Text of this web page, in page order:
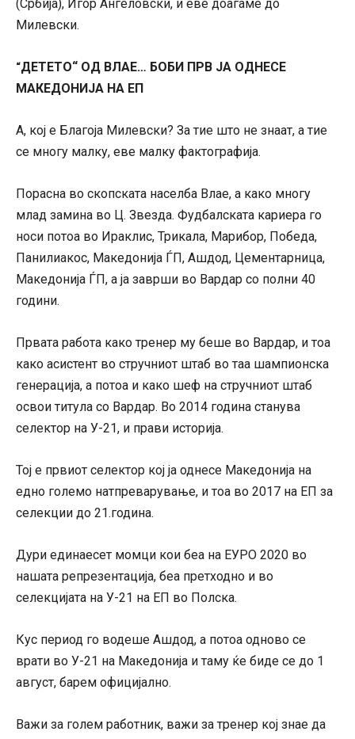
(Србија), Игор Ангеловски, и еве доаѓаме до
Милевски.
“ДЕТЕТО“ ОД ВЛАЕ… БОБИ ПРВ ЈА ОДНЕСЕ
МАКЕДОНИЈА НА ЕП
А, кој е Благоја Милевски? За тие што не знаат, а тие
се многу малку, еве малку фактографија.
Порасна во скопската населба Влае, а како многу
млад замина во Ц. Звезда. Фудбалската кариера го
носи потоа во Ираклис, Трикала, Марибор, Победа,
Панилиакос, Македонија ЃП, Ашдод, Цементарница,
Македонија ЃП, а ја заврши во Вардар со полни 40
години.
Првата работа како тренер му беше во Вардар, и тоа
како асистент во стручниот штаб во таа шампионска
генерација, а потоа и како шеф на стручниот штаб
освои титула со Вардар. Во 2014 година станува
селектор на У-21, и прави историја.
Тој е првиот селектор кој ја однесе Македонија на
едно големо натпреварување, и тоа во 2017 на ЕП за
селекции до 21.година.
Дури единаесет момци кои беа на ЕУРО 2020 во
нашата репрезентација, беа претходно и во
селекцијата на У-21 на ЕП во Полска.
Кус период го водеше Ашдод, а потоа одново се
врати во У-21 на Македонија и таму ќе биде се до 1
август, барем официјално.
Важи за голем работник, важи за тренер кој знае да